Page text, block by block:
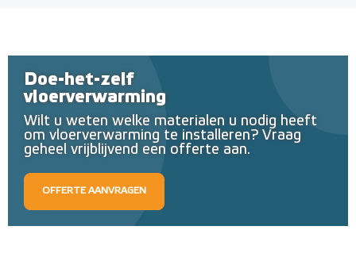
Doe-het-zelf
vloerverwarming
Wilt u weten welke materialen u nodig heeft
om vloerverwarming te installeren? Vraag
geheel vrijblijvend een offerte aan.
OFFERTE AANVRAGEN